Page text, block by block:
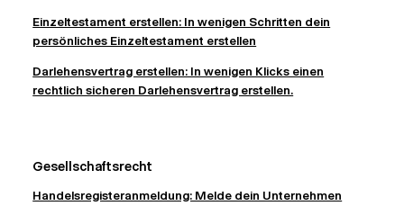
Einzeltestament erstellen: In wenigen Schritten dein
persönliches Einzeltestament erstellen
Darlehensvertrag erstellen: In wenigen Klicks einen
rechtlich sicheren Darlehensvertrag erstellen.
Gesellschaftsrecht
Handelsregisteranmeldung: Melde dein Unternehmen